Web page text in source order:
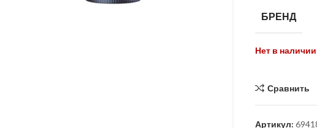
БРЕНД
Нет в наличии
Сравнить
Артикул: